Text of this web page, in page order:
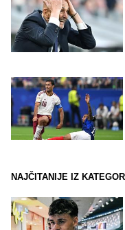
NAJČITANIJE IZ